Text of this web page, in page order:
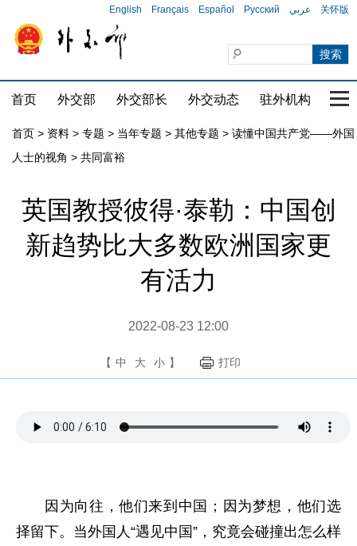
English Français Español Русский عربي 关怀版
首页 外交部 外交部长 外交动态 驻外机构 国
首页 > 资料 > 专题 > 当年专题 > 其他专题 > 读懂中国共产党——外国
人士的视角 > 共同富裕
英国教授彼得·泰勒：中国创
新趋势比大多数欧洲国家更
有活力
2022-08-23 12:00
【 中 大 小 】 打印
因为向往，他们来到中国；因为梦想，他们选
择留下。当外国人“遇见中国”，究竟会碰撞出怎么样